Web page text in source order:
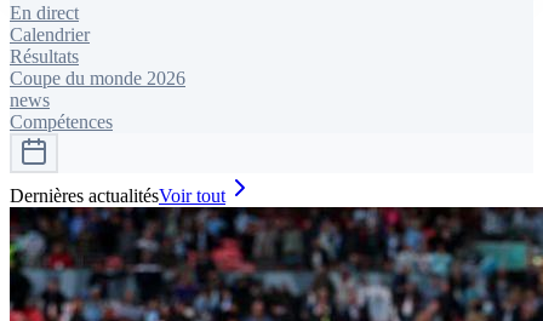
En direct
Calendrier
Résultats
Coupe du monde 2026
news
Compétences
Dernières actualitésVoir tout